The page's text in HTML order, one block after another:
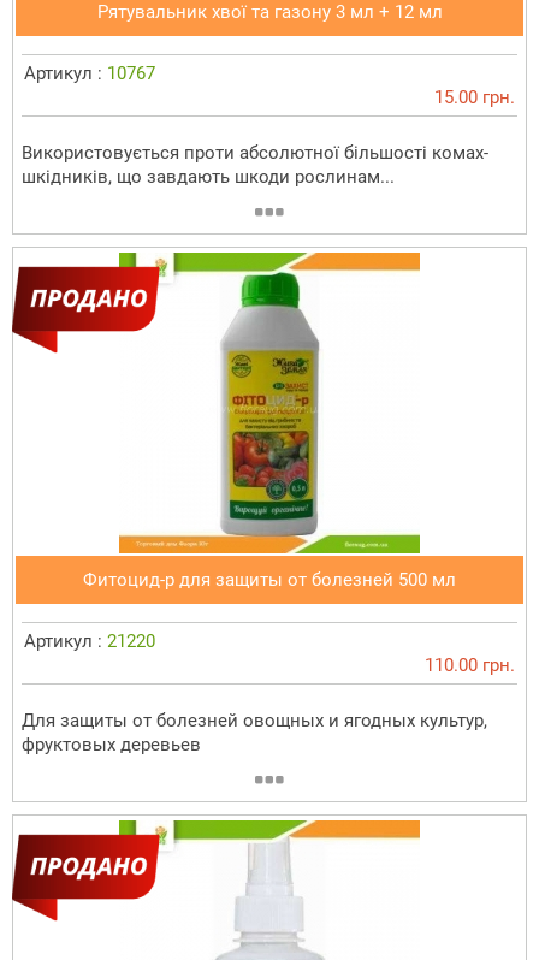
Рятувальник хвої та газону 3 мл + 12 мл
Артикул : 10767
15.00 грн.
Використовується проти абсолютної більшості комах-
шкідників, що завдають шкоди рослинам...
Фитоцид-р для защиты от болезней 500 мл
Артикул : 21220
110.00 грн.
Для защиты от болезней овощных и ягодных культур,
фруктовых деревьев